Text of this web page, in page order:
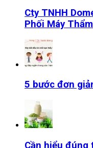
Cty TNHH
Phối Máy
5 bước đơn
Cần hiểu đúng